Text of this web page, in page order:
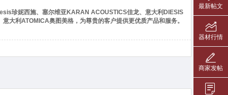
最新帖文
器材行情
商家发帖
珍妮西施、塞尔维亚KARAN ACOUSTICS佳龙、意大利DIESIS
大利ATOMICA奥图美格，为尊贵的客户提供更优质产品和服务。